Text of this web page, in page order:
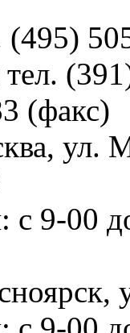
(495)
тел.
(факс)
ул.
с 9-00